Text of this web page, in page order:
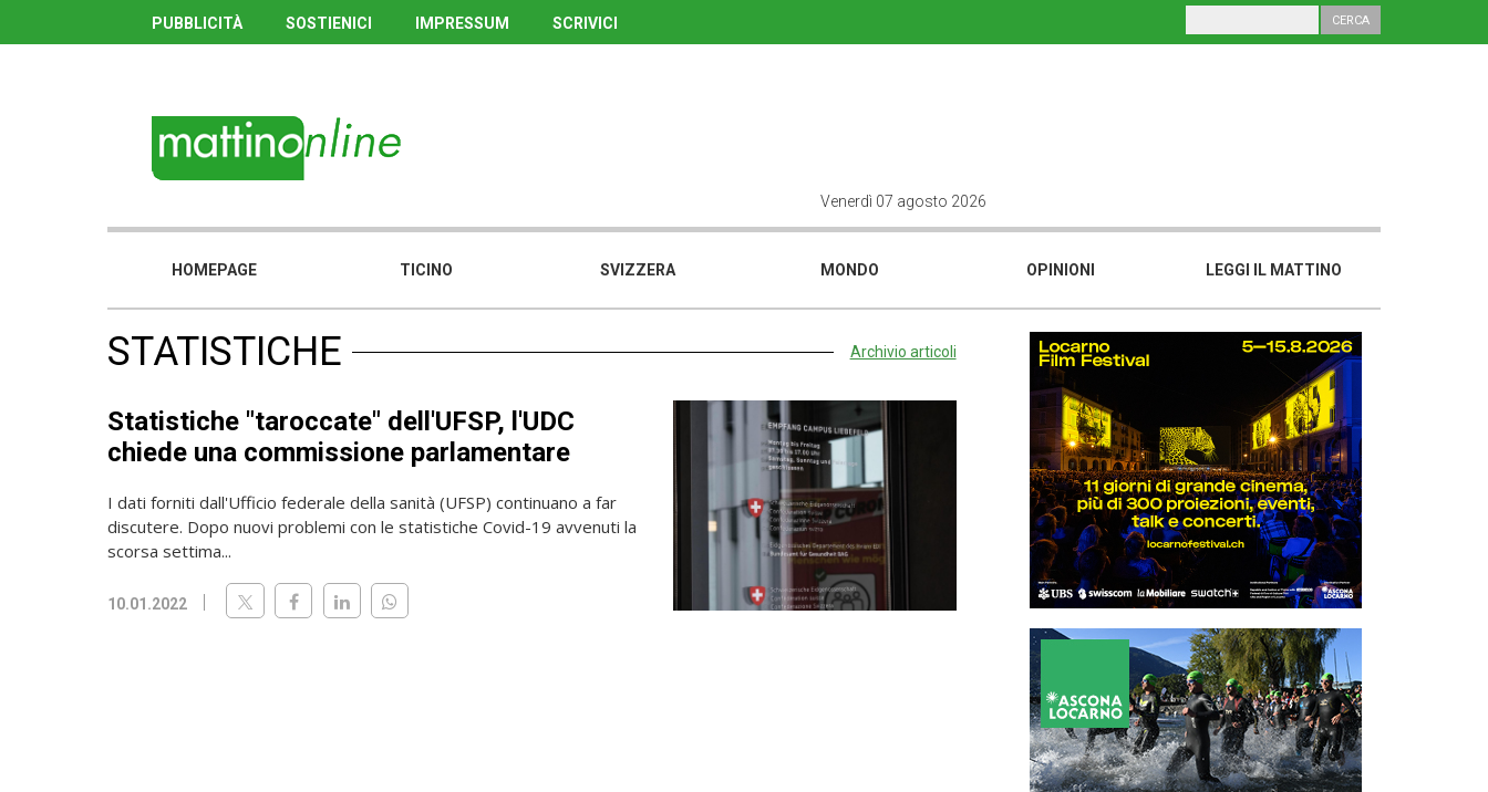
PUBBLICITÀ SOSTIENICI IMPRESSUM SCRIVICI
Venerdì 07 agosto 2026
HOMEPAGE TICINO SVIZZERA MONDO OPINIONI LEGGI IL MATTINO
STATISTICHE Archivio articoli
Statistiche "taroccate" dell'UFSP, l'UDC
chiede una commissione parlamentare
I dati forniti dall'Ufficio federale della sanità (UFSP) continuano a far
discutere. Dopo nuovi problemi con le statistiche Covid-19 avvenuti la
scorsa settima...
10.01.2022